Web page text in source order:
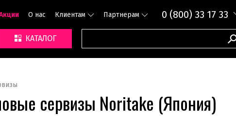
О нас Клиентам Партнерам 0 (800) 33 17 33
КАТАЛОГ
сервизы Noritake (Япония)